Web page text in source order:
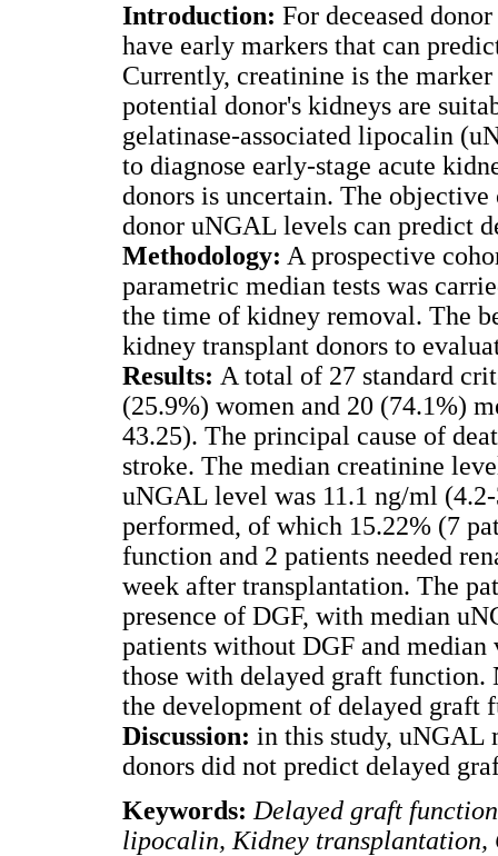
Introduction: For deceased
have early markers that can
Currently, creatinine is the
potential donor's kidneys are
gelatinase-associated lipocalin
to diagnose early-stage acute
donors is uncertain. The
donor uNGAL levels can predict
Methodology: A prospective
parametric median tests was
the time of kidney removal. The
kidney transplant donors to
Results: A total of 27 standard
(25.9%) women and 20 (74.1%)
43.25). The principal cause of
stroke. The median creatinine
uNGAL level was 11.1 ng/ml
performed, of which 15.22% (7
function and 2 patients needed
week after transplantation. The
presence of DGF, with median
patients without DGF and
those with delayed graft function.
the development of delayed
Discussion: in this study, uNGAL
donors did not predict delayed
Keywords: Delayed graft
lipocalin, Kidney transplantation,